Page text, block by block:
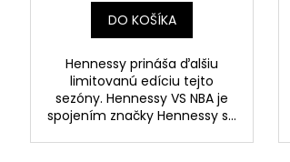
DO KOŠÍKA
Hennessy prináša ďalšiu
limitovanú edíciu tejto
sezóny. Hennessy VS NBA je
spojením značky Hennessy s...